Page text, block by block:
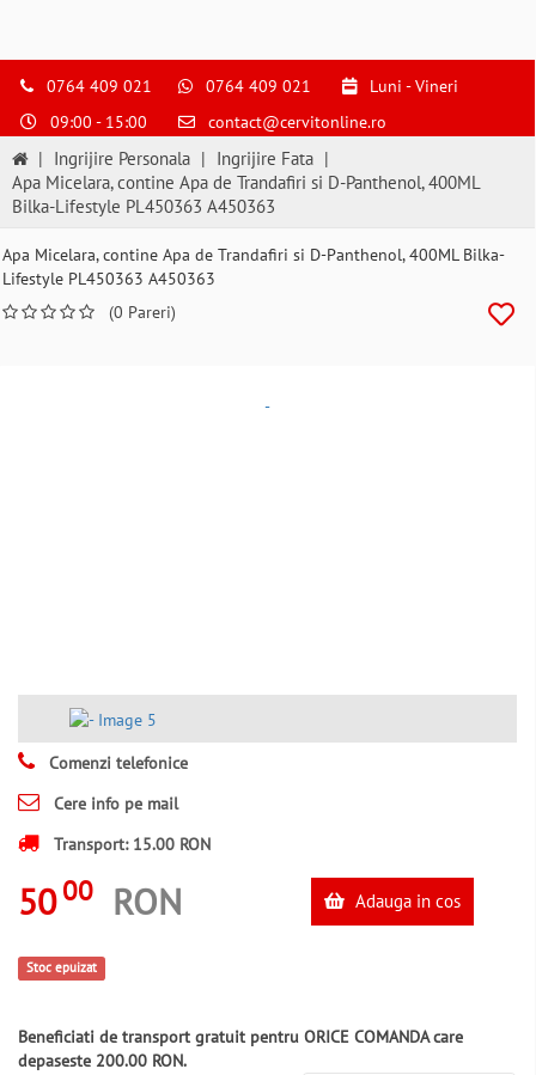
0764 409 021 0764 409 021
Luni - Vineri
09:00 - 15:00
contact@cervitonline.ro
| Ingrijire Personala | Ingrijire Fata |
Apa Micelara, contine Apa de Trandafiri si D-Panthenol, 400ML
Bilka-Lifestyle PL450363 A450363
Apa Micelara, contine Apa de Trandafiri si D-Panthenol, 400ML Bilka-
Lifestyle PL450363 A450363
(0 Pareri)
Comenzi telefonice
Cere info pe mail
Transport: 15.00 RON
50 00 RON Adauga in cos
Stoc epuizat
Beneficiati de transport gratuit pentru ORICE COMANDA care
depaseste 200.00 RON.